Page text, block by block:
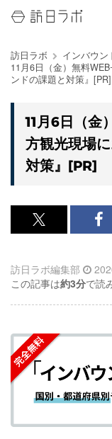
訪日ラボ インバウン
11月6日（金）無料
ンドの課題と対策』[PR]
11月6日（金
方観光現場
対策』[PR]
x<br>
記
事
シ
ェ
ア
す
る
事
ェ
訪日ラボ編集部
この記事は約3分で読